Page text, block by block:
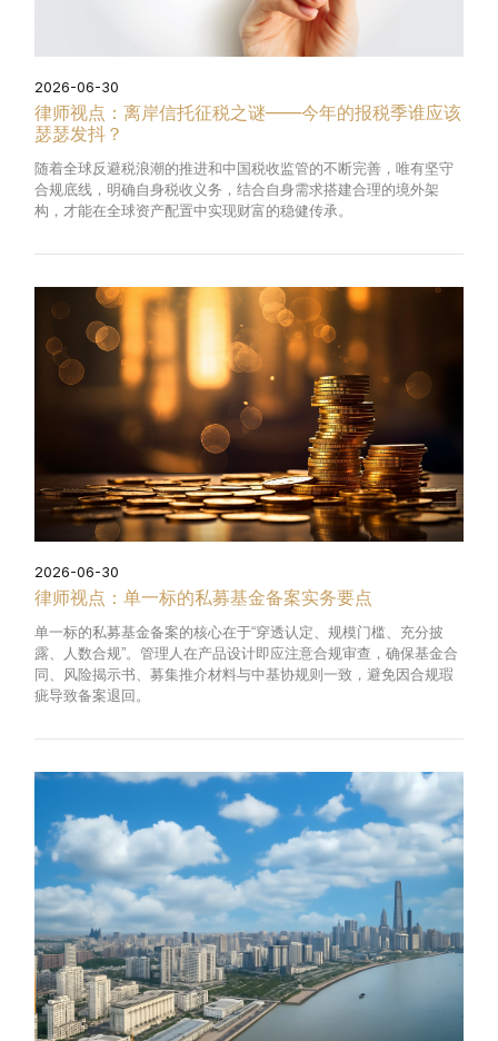
2026-06-30
律师视点：离岸信托征税之谜——今年的报税季谁应该
瑟瑟发抖？
随着全球反避税浪潮的推进和中国税收监管的不断完善，唯有坚守
合规底线，明确自身税收义务，结合自身需求搭建合理的境外架
构，才能在全球资产配置中实现财富的稳健传承。
2026-06-30
律师视点：单一标的私募基金备案实务要点
单一标的私募基金备案的核心在于“穿透认定、规模门槛、充分披
露、人数合规”。管理人在产品设计即应注意合规审查，确保基金合
同、风险揭示书、募集推介材料与中基协规则一致，避免因合规瑕
疵导致备案退回。